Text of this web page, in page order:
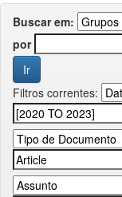
Buscar em:
por
Filtros correntes: